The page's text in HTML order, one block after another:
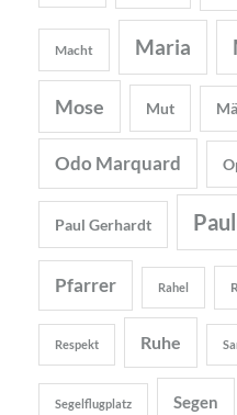
Macht Maria
Mose Mut
Odo Marquard
Paul Gerhardt
Pfarrer Rahel
Respekt Ruhe
Segelflugplatz Segen